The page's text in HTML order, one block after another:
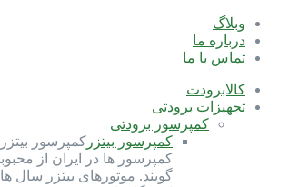
وبلاگ
درباره ما
تماس با ما
کالابرودت
تجهیزات برودتی
کمپرسور برودتی
کمپرسور بیتزر
کمپرسور ها در ایران از
گویند. موتورهای بیتزر سال